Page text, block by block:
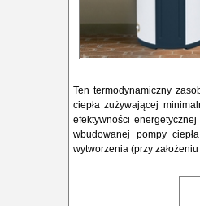
Ten termodynamiczny
ciepła zużywającej
efektywności
wbudowanej pompy
wytworzenia (przy